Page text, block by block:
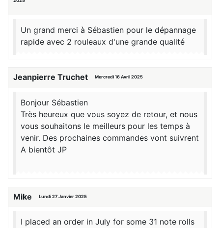
Un grand merci à Sébastien pour le dépannage
rapide avec 2 rouleaux d'une grande qualité
Jeanpierre Truchet Mercredi 16 Avril 2025
Bonjour Sébastien
Très heureux que vous soyez de retour, et nous
vous souhaitons le meilleurs pour les temps à
venir. Des prochaines commandes vont suivrent
A bientôt JP
Mike Lundi 27 Janvier 2025
I placed an order in July for some 31 note rolls